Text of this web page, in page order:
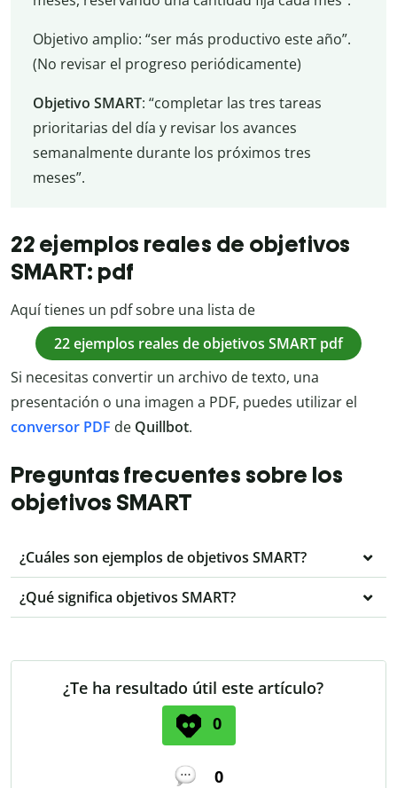
Objetivo amplio: “ser más productivo este año”.
(No revisar el progreso periódicamente)
Objetivo SMART: “completar las tres tareas
prioritarias del día y revisar los avances
semanalmente durante los próximos tres
meses”.
22 ejemplos reales de objetivos
SMART: pdf
Aquí tienes un pdf sobre una lista de
22 ejemplos reales de objetivos SMART pdf
Si necesitas convertir un archivo de texto, una
presentación o una imagen a PDF, puedes utilizar el
conversor PDF de Quillbot.
Preguntas frecuentes sobre los
objetivos SMART
¿Cuáles son ejemplos de objetivos SMART?
¿Qué significa objetivos SMART?
¿Te ha resultado útil este artículo?
0
0